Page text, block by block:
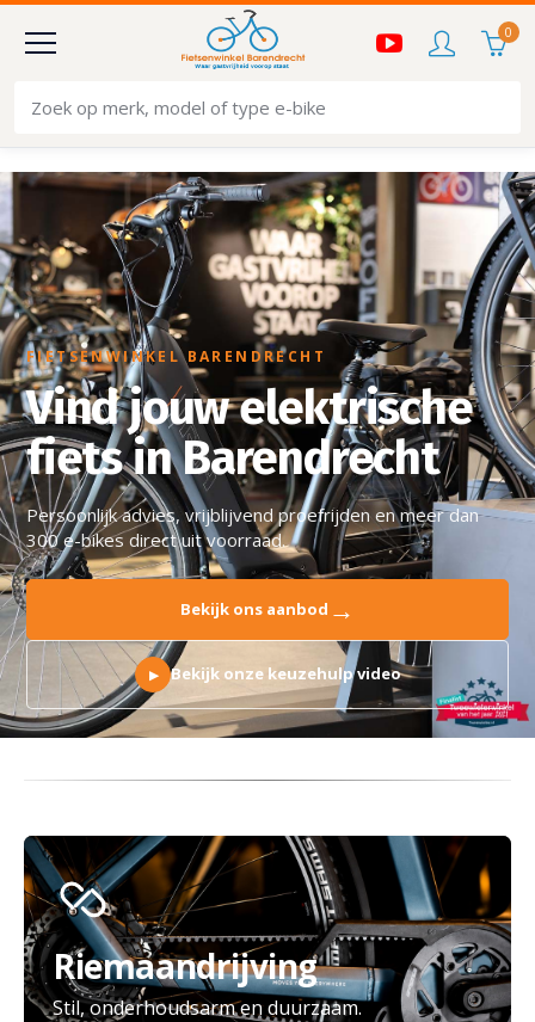
0
FIETSENWINKEL BARENDRECHT
Vind jouw elektrische
fiets in Barendrecht
Persoonlijk advies, vrijblijvend proefrijden en meer dan
300 e-bikes direct uit voorraad.
Bekijk ons aanbod →
▶ Bekijk onze keuzehulp video
Riemaandrijving
Stil, onderhoudsarm en duurzaam.